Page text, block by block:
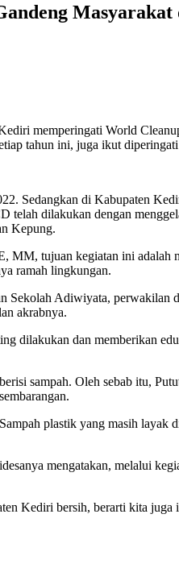
memperingati World
tahun ini, juga ikut
Sedangkan di Kabupaten
telah dilakukan dengan
Kepung.
tujuan kegiatan ini adalah
ramah lingkungan.
Adiwiyata, perwakilan
akrabnya.
dilakukan dan memberikan
sampah. Oleh sebab itu,
plastik yang masih
mengatakan, melalui
Kediri bersih, berarti kita